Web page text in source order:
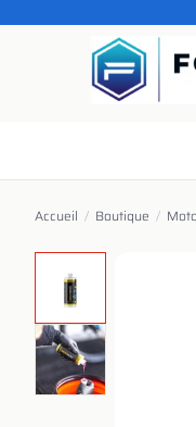
SE RENDRE AU CONTENU
Accueil / Boutique /